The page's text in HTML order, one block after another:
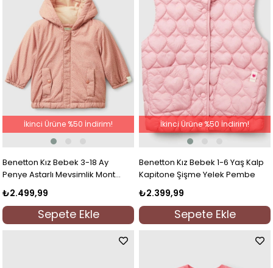
Benetton Kız Bebek 3-18 Ay
Penye Astarlı Mevsimlik Mont
Pudra
₺2.499,99
Sepete Ekle
İkinci Ürüne %50 İndirim!
Benetton Kız Bebek 1-6 Yaş Kalp
Kapitone Şişme Yelek Pembe
₺2.399,99
Sepete Ekle
İkinci Ürüne %50 İndirim!